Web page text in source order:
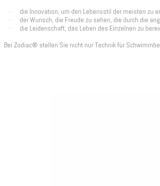
· die Innovation, um den Lebensstil der meisten zu
· der Wunsch, die Freude zu sehen, die durch die
·
die Leidenschaft, das Leben des Einzelnen zu
Bei Zodiac® stellen Sie nicht nur Technik für